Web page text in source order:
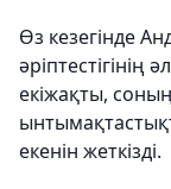
Өз кезегінде
әріптестігінің
екіжақты,
екенін жеткізді.